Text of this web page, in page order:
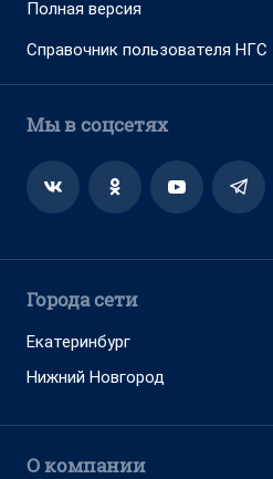
Полная версия
Справочник пользователя НГС
Мы в соцсетях
Города сети
Екатеринбург
Нижний Новгород
О компании